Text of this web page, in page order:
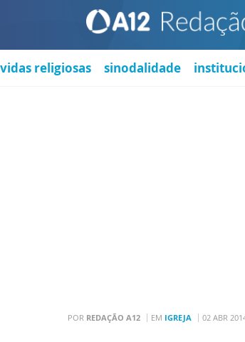
religiosas sinodalidade
POR REDAÇÃO A12 EM IGREJA 02 ABR